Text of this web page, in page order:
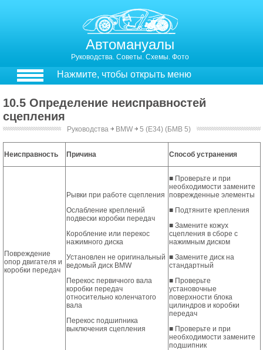
Автомануалы
Руководства. Советы. Схемы. Фото
Нажмите, чтобы открыть меню
10.5 Определение неисправностей
сцепления
Руководства ￫ BMW ￫ 5 (E34) (БМВ 5)
Неисправность Причина Способ устранения
Повреждение
опор двигателя и
коробки передач
Рывки при работе сцепления
Ослабление креплений
подвески коробки передач
Коробление или перекос
нажимного диска
Установлен не оригинальный
ведомый диск BMW
Перекос первичного вала
коробки передач
относительно коленчатого
вала
Перекос подшипника
выключения сцепления
■ Проверьте и при
необходимости замените
поврежденные элементы
■ Подтяните крепления
■ Замените кожух
сцепления в сборе с
нажимным диском
■ Замените диск на
стандартный
■ Проверьте
установочные
поверхности блока
цилиндров и коробки
передач
■ Проверьте и при
необходимости замените
подшипник